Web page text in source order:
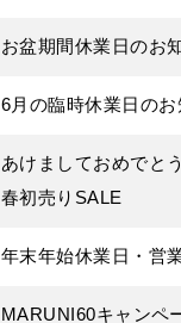
お盆期間休業日のお
6月の臨時休業日のお
あけましておめでと
春初売りSALE
年末年始休業日・営
MARUNI60キャンペ